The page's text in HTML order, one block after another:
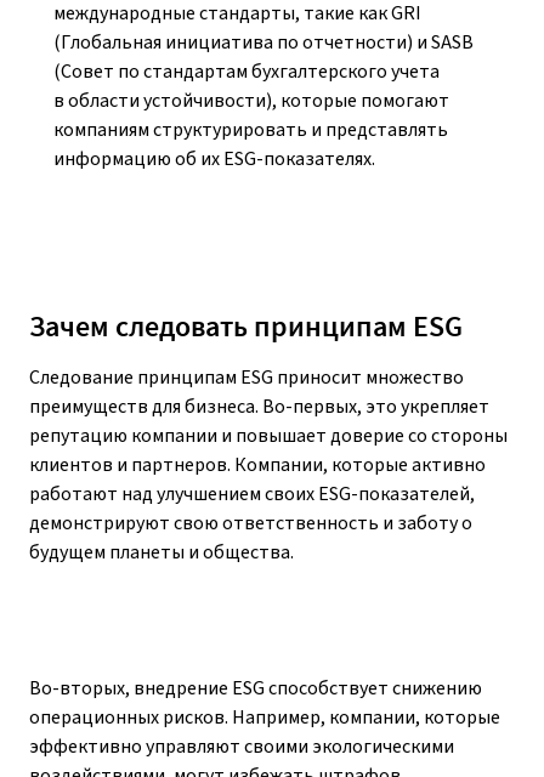
международные стандарты, такие как GRI
(Глобальная инициатива по отчетности) и SASB
(Совет по стандартам бухгалтерского учета
в области устойчивости), которые помогают
компаниям структурировать и представлять
информацию об их ESG-показателях.
Зачем следовать принципам ESG
Следование принципам ESG приносит множество
преимуществ для бизнеса. Во-первых, это укрепляет
репутацию компании и повышает доверие со стороны
клиентов и партнеров. Компании, которые активно
работают над улучшением своих ESG-показателей,
демонстрируют свою ответственность и заботу о
будущем планеты и общества.
Во-вторых, внедрение ESG способствует снижению
операционных рисков. Например, компании, которые
эффективно управляют своими экологическими